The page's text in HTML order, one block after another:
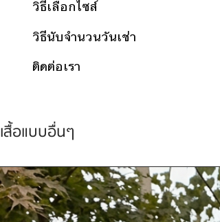
วิธีเลือกไซส์
วิธีนับจำนวนวันเช่า
ติดต่อเรา
เสื้อแบบอื่นๆ